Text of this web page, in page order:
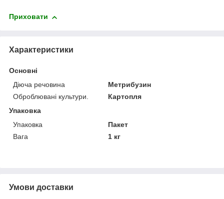
Приховати
Характеристики
Основні
Діюча речовина
Метрибузин
Оброблювані культури.
Картопля
Упаковка
Упаковка
Пакет
Вага
1 кг
Умови доставки